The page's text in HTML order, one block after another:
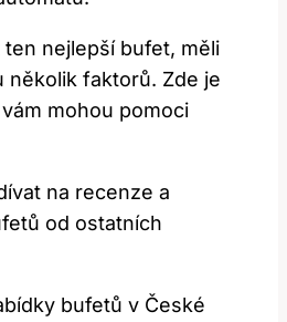
nejlepší bufet, měli
několik faktorů. Zde je
mohou pomoci
na recenze a
od ostatních
bufetů v České